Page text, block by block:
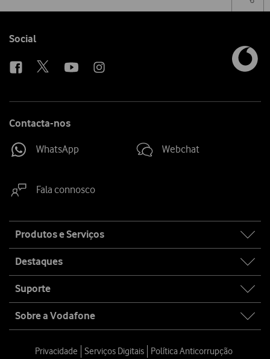
social
Follow
Social
Contacta-nos
WhatsApp Webchat
Fala connosco
map
Produtos e Serviços
Destaques
Suporte
Sobre a Vodafone
Privacidade Serviços Digitais Política Anticorrupção